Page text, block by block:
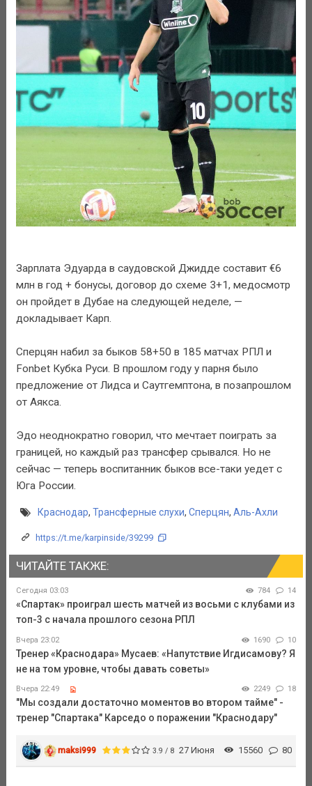
Зарплата Эдуарда в саудовской Джидде составит €6
млн в год + бонусы, договор до схеме 3+1, медосмотр
он пройдет в Дубае на следующей неделе, —
докладывает Карп.
Сперцян набил за быков 58+50 в 185 матчах РПЛ и
Fonbet Кубка Руси. В прошлом году у парня было
предложение от Лидса и Саутгемптона, в позапрошлом
от Аякса.
Эдо неоднократно говорил, что мечтает поиграть за
границей, но каждый раз трансфер срывался. Но не
сейчас — теперь воспитанник быков все-таки уедет с
Юга России.
Краснодар, Трансферные слухи, Сперцян, Аль-Ахли
https://t.me/karpinside/39299
ЧИТАЙТЕ ТАКЖЕ:
Сегодня 03:03 784 14
«Спартак» проиграл шесть матчей из восьми с клубами из
топ-3 с начала прошлого сезона РПЛ
Вчера 23:02 1690 10
Тренер «Краснодара» Мусаев: «Напутствие Игдисамову? Я
не на том уровне, чтобы давать советы»
Вчера 22:49 2249 18
"Мы создали достаточно моментов во втором тайме" -
тренер "Спартака" Карседо о поражении "Краснодару"
maksi999 3.9 / 8 27 Июня 15560 80